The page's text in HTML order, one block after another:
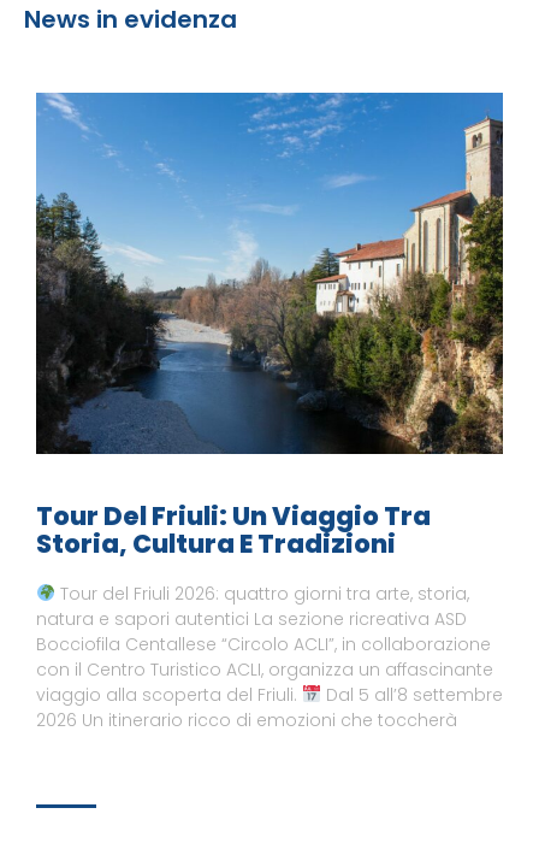
News in evidenza
Tour Del Friuli: Un Viaggio Tra
Storia, Cultura E Tradizioni
Tour del Friuli 2026: quattro giorni tra arte, storia,
natura e sapori autentici La sezione ricreativa ASD
Bocciofila Centallese “Circolo ACLI”, in collaborazione
con il Centro Turistico ACLI, organizza un affascinante
viaggio alla scoperta del Friuli.
Dal 5 all’8 settembre
2026 Un itinerario ricco di emozioni che toccherà